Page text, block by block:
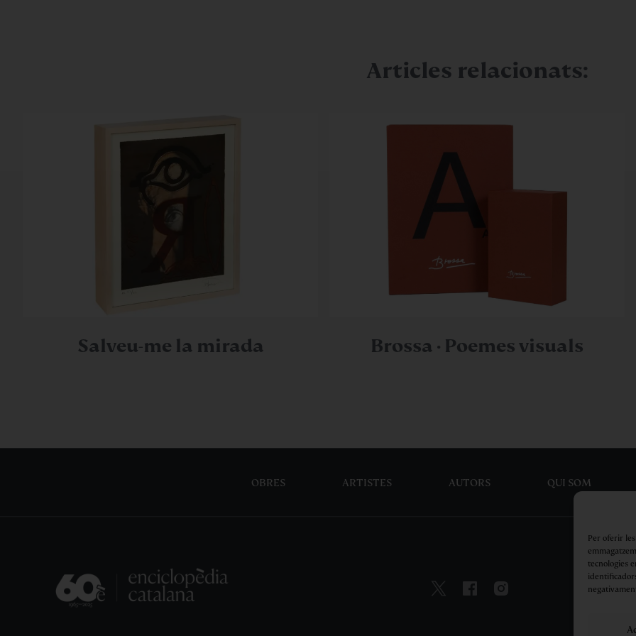
Per oferir
tecnologies
Articles relacionats:
Salveu-me la mirada Brossa · Poemes visuals
OBRES ARTISTES AUTORS QUI SOM